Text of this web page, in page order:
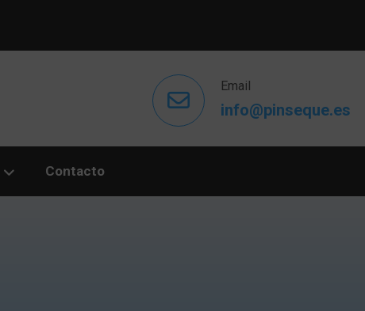
Email
info@pinseque.es
Contacto